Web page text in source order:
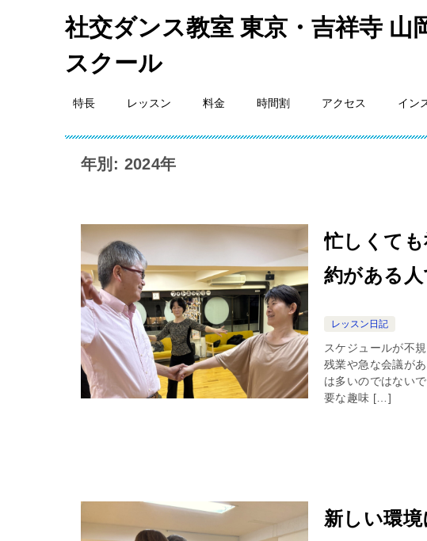
社交ダンス教室 東京・吉祥寺 山
スクール
特長 レッスン 料金 時間割 アクセス イン
年別: 2024年
忙しくて
約がある
レッスン日記
スケジュールが不
残業や急な会議が
は多いのではない
要な趣味 […]
新しい環